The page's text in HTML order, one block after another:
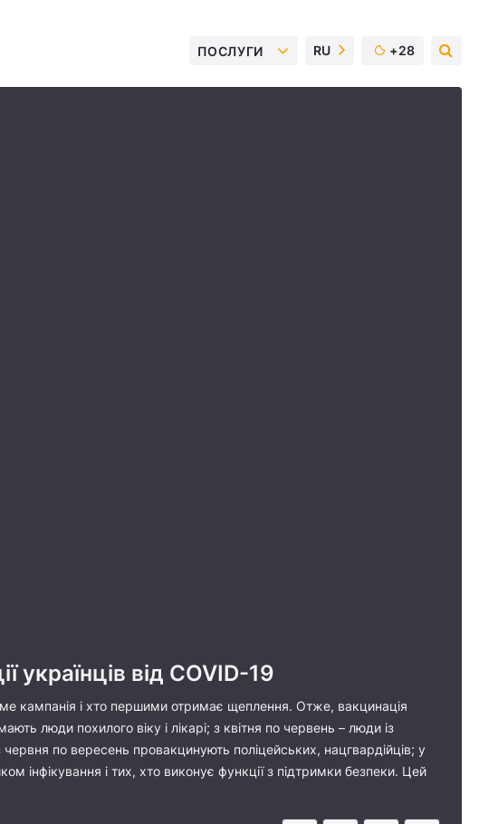
ПОСЛУГИ RU +28
від COVID-19
кампанія і хто першими отримає щеплення. Отже, вакцинація
люди похилого віку і лікарі; з квітня по червень – люди із
по вересень провакцинують поліцейських, нацгвардійців; у
інфікування і тих, хто виконує функції з підтримки безпеки. Цей